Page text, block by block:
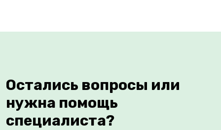
Остались вопросы или
нужна помощь
специалиста?